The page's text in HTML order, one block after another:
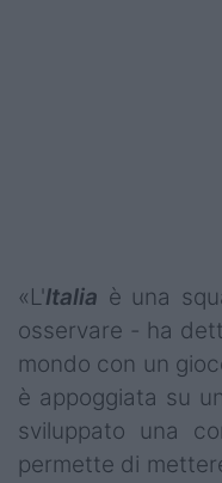
«L'Italia è una
osservare - ha
mondo con un
è appoggiata su
sviluppato una
permette di